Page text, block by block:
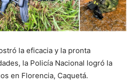
la eficacia y la pronta
la Policía Nacional logró la
en Florencia, Caquetá.